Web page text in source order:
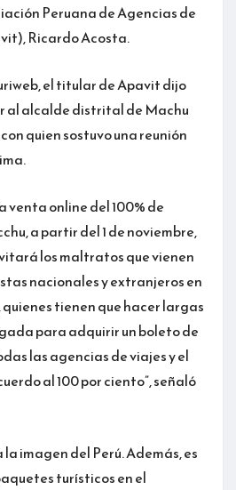
Peruana de Agencias de
Ricardo Acosta.
el titular de Apavit dijo
al alcalde distrital de Machu
quien sostuvo una reunión
venta online del 100% de
a partir del 1 de noviembre,
los maltratos que vienen
nacionales y extranjeros en
quienes tienen que hacer largas
para adquirir un boleto de
las agencias de viajes y el
al 100 por ciento”, señaló
la imagen del Perú. Además, es
turísticos en el